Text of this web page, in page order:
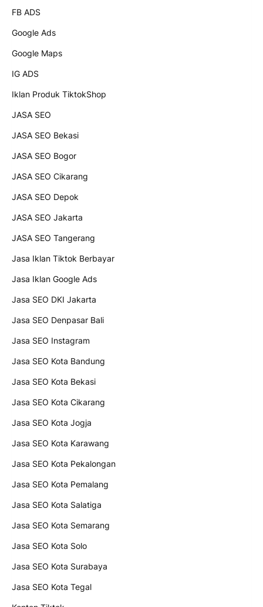
FB ADS
Google Ads
Google Maps
IG ADS
Iklan Produk TiktokShop
JASA SEO
JASA SEO Bekasi
JASA SEO Bogor
JASA SEO Cikarang
JASA SEO Depok
JASA SEO Jakarta
JASA SEO Tangerang
Jasa Iklan Tiktok Berbayar
Jasa Iklan Google Ads
Jasa SEO DKI Jakarta
Jasa SEO Denpasar Bali
Jasa SEO Instagram
Jasa SEO Kota Bandung
Jasa SEO Kota Bekasi
Jasa SEO Kota Cikarang
Jasa SEO Kota Jogja
Jasa SEO Kota Karawang
Jasa SEO Kota Pekalongan
Jasa SEO Kota Pemalang
Jasa SEO Kota Salatiga
Jasa SEO Kota Semarang
Jasa SEO Kota Solo
Jasa SEO Kota Surabaya
Jasa SEO Kota Tegal